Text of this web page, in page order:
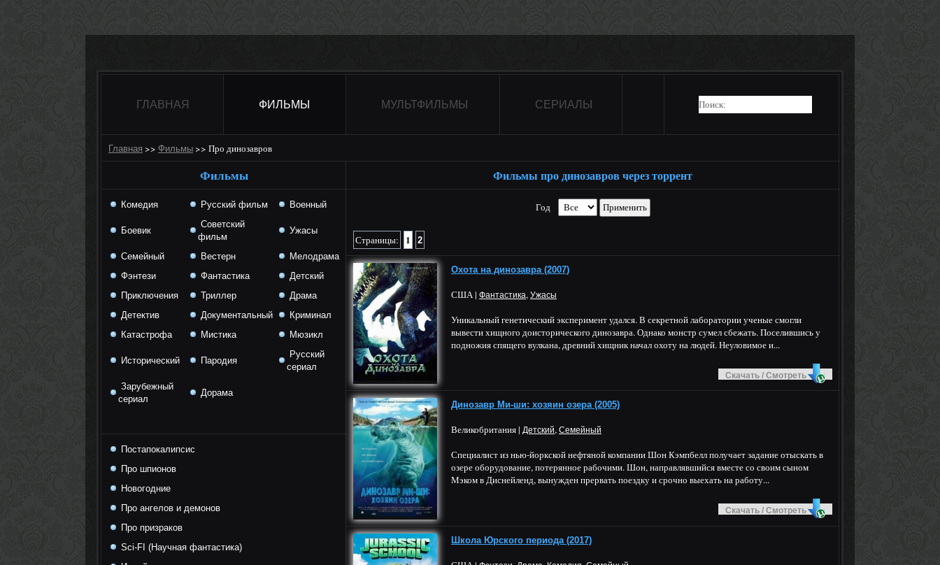
ГЛАВНАЯ ФИЛЬМЫ МУЛЬТФИЛЬМЫ СЕРИАЛЫ
Главная >> Фильмы >> Про динозавров
Фильмы
Комедия Русский фильм Военный
Боевик
Советский
фильм
Ужасы
Семейный Вестерн
Мелодрама
Фэнтези
Фантастика
Детский
Приключения
Триллер
Драма
Детектив
Документальный
Криминал
Катастрофа
Мистика Мюзикл
Исторический Пародия
Русский
сериал
Зарубежный
сериал
Дорама
Постапокалипсис
Про шпионов
Новогодние
Про ангелов и демонов
Про призраков
Sci-FI (Научная фантастика)
Фильмы про динозавров через торрент
Год
Страницы: 1 2
Охота на динозавра (2007)
США | Фантастика, Ужасы
Уникальный генетический эксперимент удался. В секретной лаборатории ученые смогли
вывести хищного доисторического динозавра. Однако монстр сумел сбежать. Поселившись у
подножия спящего вулкана, древний хищник начал охоту на людей. Неуловимое и...
Скачать / Смотреть
Динозавр Ми-ши: хозяин озера (2005)
Великобритания | Детский, Семейный
Специалист из нью-йоркской нефтяной компании Шон Кэмпбелл получает задание отыскать в
озере оборудование, потерянное рабочими. Шон, направлявшийся вместе со своим сыном
Мэком в Диснейленд, вынужден прервать поездку и срочно выехать на работу...
Скачать / Смотреть
Школа Юрского периода (2017)